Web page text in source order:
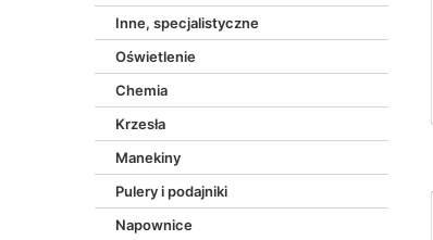
Inne, specjalistyczne
Oświetlenie
Chemia
Krzesła
Manekiny
Pulery i podajniki
Napownice